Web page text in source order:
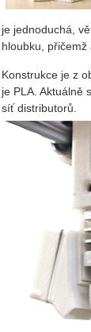
je jednoduchá,
hloubku, přičemž
Konstrukce je z
je PLA. Aktuálně
síť distributorů.